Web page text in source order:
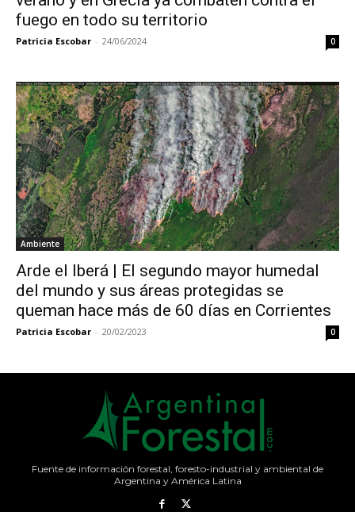
fuego en todo su territorio
Patricia Escobar - 24/06/2024 0
Ambiente
Arde el Iberá | El segundo mayor humedal
del mundo y sus áreas protegidas se
queman hace más de 60 días en Corrientes
Patricia Escobar - 20/02/2023 0
Fuente de información forestal, foresto-industrial y ambiental de
Argentina y América Latina